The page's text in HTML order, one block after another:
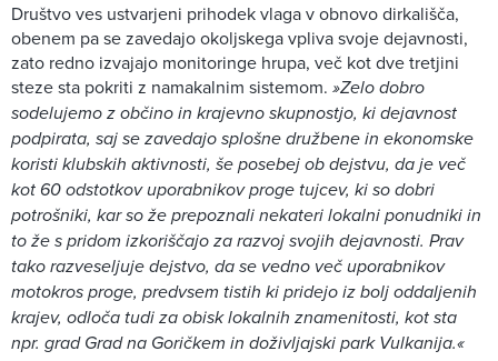
Društvo ves ustvarjeni prihodek vlaga v obnovo dirkališča,
obenem pa se zavedajo okoljskega vpliva svoje dejavnosti,
zato redno izvajajo monitoringe hrupa, več kot dve tretjini
steze sta pokriti z namakalnim sistemom. »Zelo dobro
sodelujemo z občino in krajevno skupnostjo, ki dejavnost
podpirata, saj se zavedajo splošne družbene in ekonomske
koristi klubskih aktivnosti, še posebej ob dejstvu, da je več
kot 60 odstotkov uporabnikov proge tujcev, ki so dobri
potrošniki, kar so že prepoznali nekateri lokalni ponudniki in
to že s pridom izkoriščajo za razvoj svojih dejavnosti. Prav
tako razveseljuje dejstvo, da se vedno več uporabnikov
motokros proge, predvsem tistih ki pridejo iz bolj oddaljenih
krajev, odloča tudi za obisk lokalnih znamenitosti, kot sta
npr. grad Grad na Goričkem in doživljajski park Vulkanija.«